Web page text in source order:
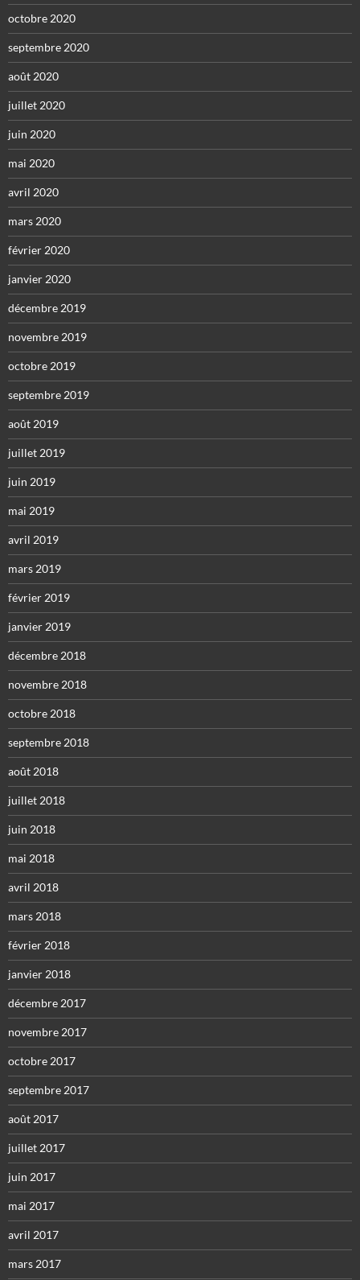
octobre 2020
septembre 2020
août 2020
juillet 2020
juin 2020
mai 2020
avril 2020
mars 2020
février 2020
janvier 2020
décembre 2019
novembre 2019
octobre 2019
septembre 2019
août 2019
juillet 2019
juin 2019
mai 2019
avril 2019
mars 2019
février 2019
janvier 2019
décembre 2018
novembre 2018
octobre 2018
septembre 2018
août 2018
juillet 2018
juin 2018
mai 2018
avril 2018
mars 2018
février 2018
janvier 2018
décembre 2017
novembre 2017
octobre 2017
septembre 2017
août 2017
juillet 2017
juin 2017
mai 2017
avril 2017
mars 2017